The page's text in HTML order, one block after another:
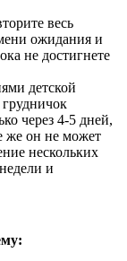
весь
ожидания и
не достигнете
детской
через 4-5 дней,
же он не может
нескольких
и